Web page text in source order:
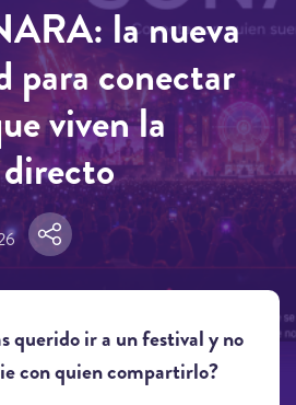
la nueva
para conectar
viven la
querido ir a un festival y no
con quien compartirlo?